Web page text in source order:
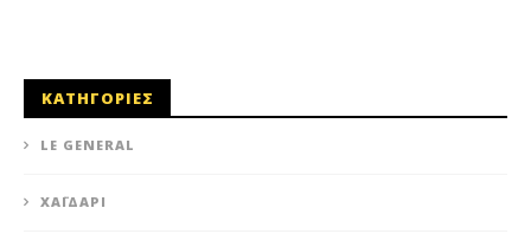
ΚΑΤΗΓΟΡΙΕΣ
LE GENERAL
XΑΪΔΆΡΙ